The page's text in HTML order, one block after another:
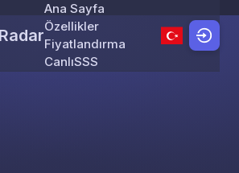
Skip to content
Ana Sayfa
Özellikler
Fiyatlandırma
CanlıSSS